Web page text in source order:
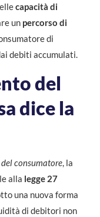
capacità di
un percorso di
di
debiti accumulati.
del
dice la
consumatore, la
alla legge 27
una nuova forma
di debitori non